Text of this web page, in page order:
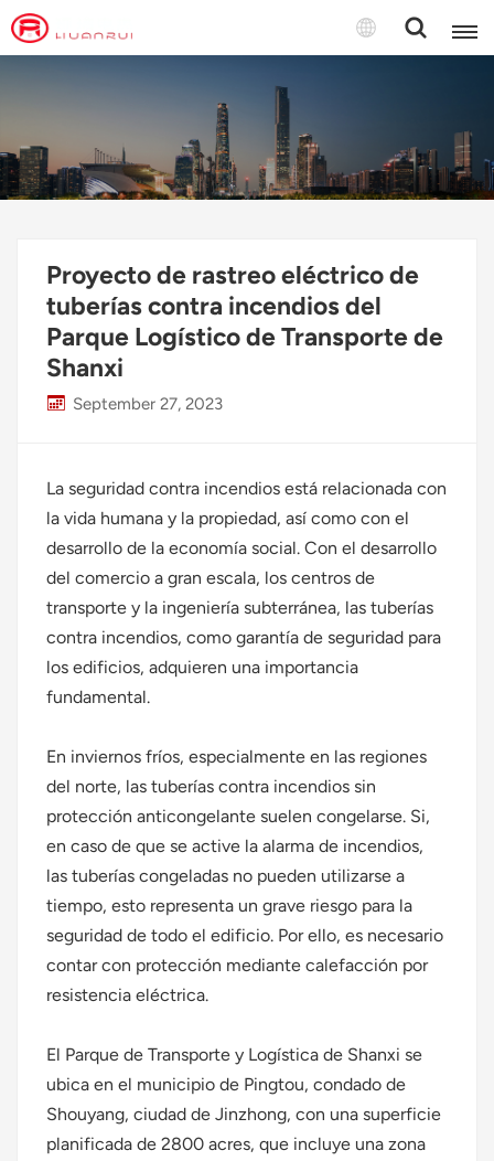
Español
English
français
русский
italiano
Türkçe
Polski
svenska
Proyecto de rastreo eléctrico de
tuberías contra incendios del
Parque Logístico de Transporte de
Shanxi
September 27, 2023
La seguridad contra incendios está relacionada con
la vida humana y la propiedad, así como con el
desarrollo de la economía social. Con el desarrollo
del comercio a gran escala, los centros de
transporte y la ingeniería subterránea, las tuberías
contra incendios, como garantía de seguridad para
los edificios, adquieren una importancia
fundamental.
En inviernos fríos, especialmente en las regiones
del norte, las tuberías contra incendios sin
protección anticongelante suelen congelarse. Si,
en caso de que se active la alarma de incendios,
las tuberías congeladas no pueden utilizarse a
tiempo, esto representa un grave riesgo para la
seguridad de todo el edificio. Por ello, es necesario
contar con protección mediante calefacción por
resistencia eléctrica.
El Parque de Transporte y Logística de Shanxi se
ubica en el municipio de Pingtou, condado de
Shouyang, ciudad de Jinzhong, con una superficie
planificada de 2800 acres, que incluye una zona